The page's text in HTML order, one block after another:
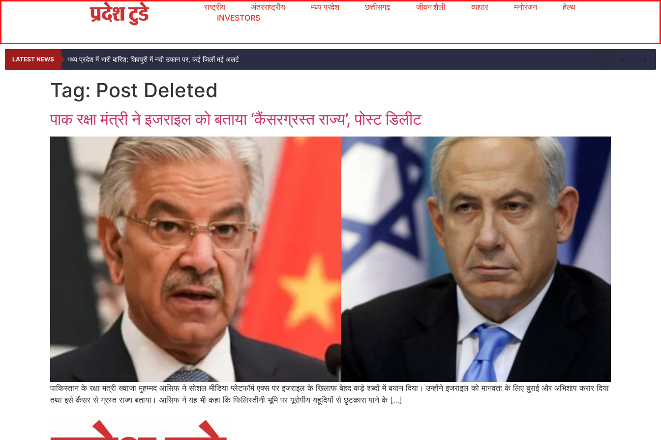
राष्ट्रीय अंतरराष्ट्रीय मध्य प्रदेश छत्तीसगढ जीवन शैली व्यापार मनोरंजन
हेल्थ
INVESTORS
LATEST NEWS मध्य प्रदेश में भारी बारिश: शिवपुरी में नदी उफान पर, कई जिलों मई अलर्ट
Tag: Post Deleted
पाक रक्षा मंत्री ने इजराइल को बताया ‘कैंसरग्रस्त राज्य’, पोस्ट डिलीट
पाकिस्तान के रक्षा मंत्री ख्वाजा मुहम्मद आसिफ ने सोशल मीडिया प्लेटफॉर्म एक्स पर इजराइल के खिलाफ बेहद कड़े शब्दों में बयान दिया। उन्होंने इजराइल को मानवता के लिए बुराई और अभिशाप करार दिया
तथा इसे कैंसर से ग्रस्त राज्य बताया। आसिफ ने यह भी कहा कि फिलिस्तीनी भूमि पर यूरोपीय यहूदियों से छुटकारा पाने के […]